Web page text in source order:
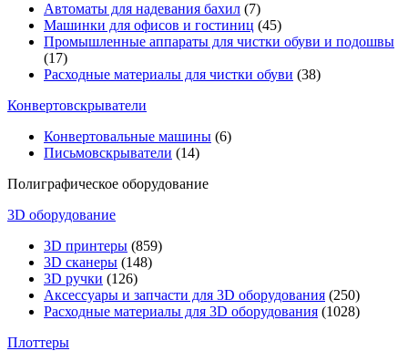
Автоматы для надевания бахил (7)
Машинки для офисов и гостиниц (45)
Промышленные аппараты для чистки обуви и подошвы
(17)
Расходные материалы для чистки обуви (38)
Конвертовскрыватели
Конвертовальные машины (6)
Письмовскрыватели (14)
Полиграфическое оборудование
3D оборудование
3D принтеры (859)
3D сканеры (148)
3D ручки (126)
Аксессуары и запчасти для 3D оборудования (250)
Расходные материалы для 3D оборудования (1028)
Плоттеры